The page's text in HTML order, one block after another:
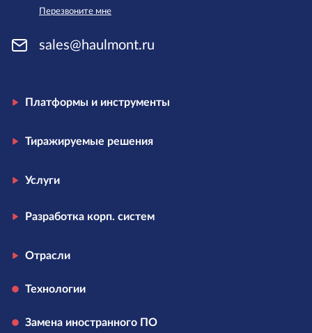
Перезвоните мне
sales@haulmont.ru
Платформы и инструменты
Тиражируемые решения
Услуги
Разработка корп. систем
Отрасли
Технологии
Замена иностранного ПО